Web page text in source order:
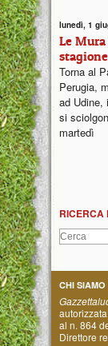
lunedì, 1
Le
stagione
Torna al
Perugia,
ad Udine,
si
martedì
RICERCA
CHI SIAMO
al n. 864
Direttore